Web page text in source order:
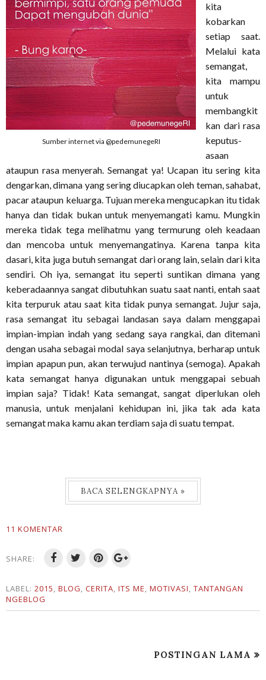
Sumber internet via @pedemunegeRI
kita
kobarkan
setiap saat.
Melalui kata
semangat,
kita mampu
untuk
membangkit
kan dari rasa
keputus-
asaan
ataupun rasa menyerah. Semangat ya! Ucapan itu sering kita
dengarkan, dimana yang sering diucapkan oleh teman, sahabat,
pacar ataupun keluarga. Tujuan mereka mengucapkan itu tidak
hanya dan tidak bukan untuk menyemangati kamu. Mungkin
mereka tidak tega melihatmu yang termurung oleh keadaan
dan mencoba untuk menyemangatinya. Karena tanpa kita
dasari, kita juga butuh semangat dari orang lain, selain dari kita
sendiri. Oh iya, semangat itu seperti suntikan dimana yang
keberadaannya sangat dibutuhkan suatu saat nanti, entah saat
kita terpuruk atau saat kita tidak punya semangat. Jujur saja,
rasa semangat itu sebagai landasan saya dalam menggapai
impian-impian indah yang sedang saya rangkai, dan ditemani
dengan usaha sebagai modal saya selanjutnya, berharap untuk
impian apapun pun, akan terwujud nantinya (semoga). Apakah
kata semangat hanya digunakan untuk menggapai sebuah
impian saja? Tidak! Kata semangat, sangat diperlukan oleh
manusia, untuk menjalani kehidupan ini, jika tak ada kata
semangat maka kamu akan terdiam saja di suatu tempat.
BACA SELENGKAPNYA »
11 KOMENTAR
SHARE:
LABEL: 2015, BLOG, CERITA, ITS ME, MOTIVASI, TANTANGAN
NGEBLOG
POSTINGAN LAMA